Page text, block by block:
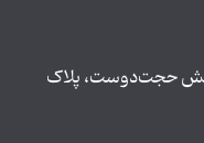
نبش حجت‌دوست، پلاک